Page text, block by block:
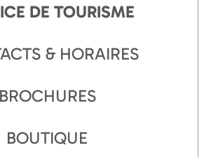
DE TOURISME
& HORAIRES
BROCHURES
BOUTIQUE